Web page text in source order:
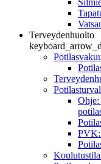
Terveydenhuolto
Ohje: